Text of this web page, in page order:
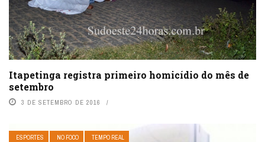
Itapetinga registra primeiro homicídio do mês de
setembro
3 DE SETEMBRO DE 2016
ESPORTES NO FOCO TEMPO REAL